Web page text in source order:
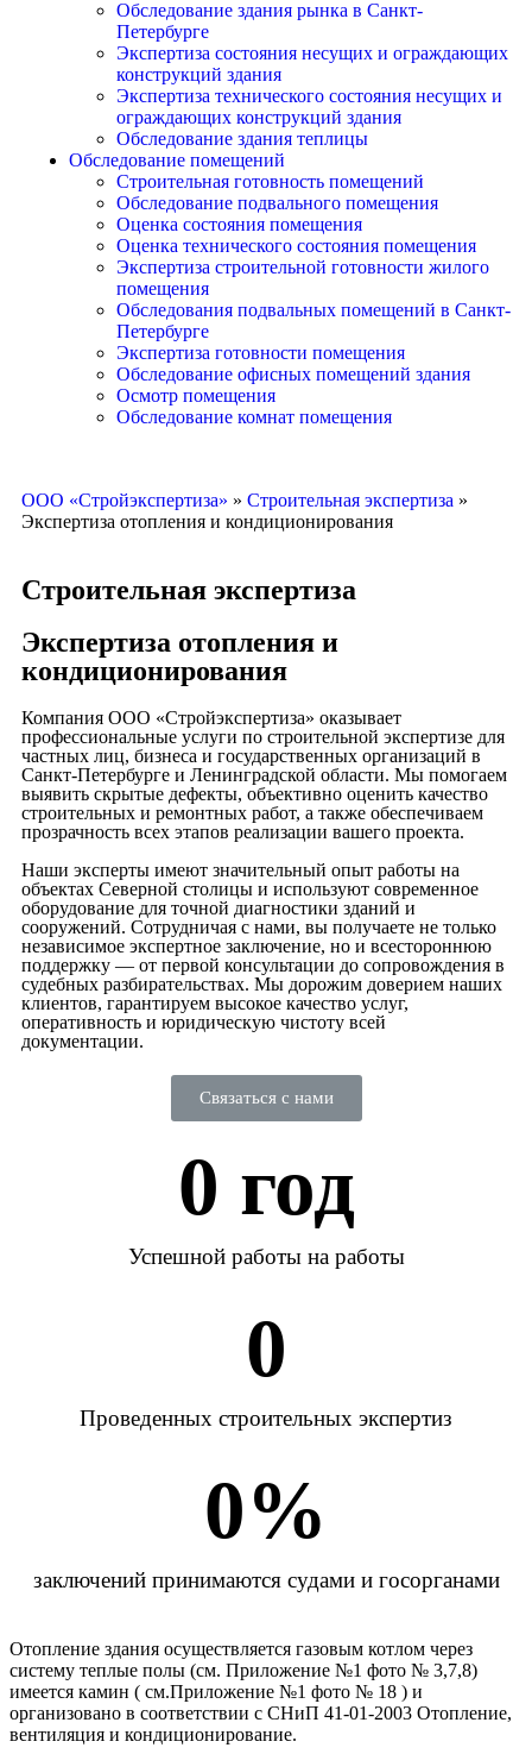
Обследование здания рынка в Санкт-
Петербурге
Экспертиза состояния несущих и ограждающих
конструкций здания
Экспертиза технического состояния несущих и
ограждающих конструкций здания
Обследование здания теплицы
Обследование помещений
Строительная готовность помещений
Обследование подвального помещения
Оценка состояния помещения
Оценка технического состояния помещения
Экспертиза строительной готовности жилого
помещения
Обследования подвальных помещений в Санкт-
Петербурге
Экспертиза готовности помещения
Обследование офисных помещений здания
Осмотр помещения
Обследование комнат помещения
ООО «Стройэкспертиза» » Строительная экспертиза »
Экспертиза отопления и кондиционирования
Строительная экспертиза
Экспертиза отопления и
кондиционирования
Компания ООО «Стройэкспертиза» оказывает
профессиональные услуги по строительной экспертизе для
частных лиц, бизнеса и государственных организаций в
Санкт-Петербурге и Ленинградской области. Мы помогаем
выявить скрытые дефекты, объективно оценить качество
строительных и ремонтных работ, а также обеспечиваем
прозрачность всех этапов реализации вашего проекта.
Наши эксперты имеют значительный опыт работы на
объектах Северной столицы и используют современное
оборудование для точной диагностики зданий и
сооружений. Сотрудничая с нами, вы получаете не только
независимое экспертное заключение, но и всестороннюю
поддержку — от первой консультации до сопровождения в
судебных разбирательствах. Мы дорожим доверием наших
клиентов, гарантируем высокое качество услуг,
оперативность и юридическую чистоту всей
документации.
Связаться с нами
0 год
Успешной работы на работы
0
Проведенных строительных экспертиз
0%
заключений принимаются судами и госорганами
Отопление здания осуществляется газовым котлом через
систему теплые полы (см. Приложение №1 фото № 3,7,8)
имеется камин ( см.Приложение №1 фото № 18 ) и
организовано в соответствии с СНиП 41-01-2003 Отопление,
вентиляция и кондиционирование.